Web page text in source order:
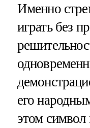
Именно
играть без
его
этом